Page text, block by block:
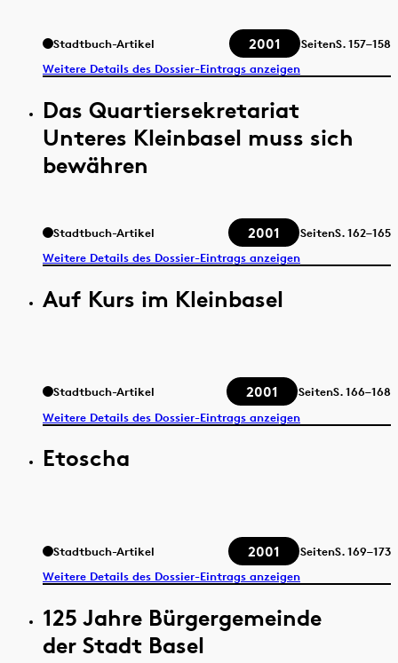
Stadtbuch-Artikel 2001 SeitenS.157–158
Weitere Details des Dossier-Eintrags anzeigen
Das Quartiersekretariat
Unteres Kleinbasel muss sich
bewähren
Stadtbuch-Artikel 2001 SeitenS.162–165
Weitere Details des Dossier-Eintrags anzeigen
Auf Kurs im Kleinbasel
Stadtbuch-Artikel 2001 SeitenS.166–168
Weitere Details des Dossier-Eintrags anzeigen
Etoscha
Stadtbuch-Artikel 2001 SeitenS.169–173
Weitere Details des Dossier-Eintrags anzeigen
125 Jahre Bürgergemeinde
der Stadt Basel